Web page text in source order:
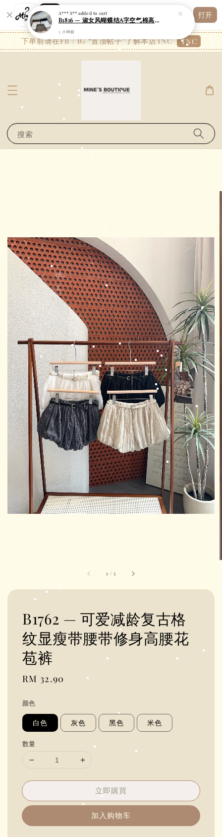
Shopping: 追踪您的订单
您信赖的商店
打开
下单前请在FB / IG “置顶帖子”了解本店TNC TNC
搜索
1 /5
B1762 — 可爱减龄复古格
纹显瘦带腰带修身高腰花
苞裤
Regular
RM 32.90
颜色
白色 灰色 黑色 米色
数量
立即購買
加入购物车
A*** S** added to cart
B1816 — 淑女风蝴蝶结A字空气棉高腰裤裙
3 小時前